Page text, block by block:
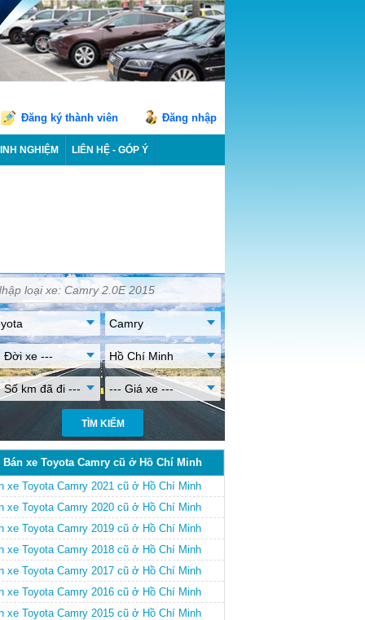
Đăng ký thành viên Đăng nhập
NGHIỆM LIÊN HỆ - GÓP Ý
Camry
Đời xe --- Hồ Chí Minh
Số km đã đi --- --- Giá xe ---
Bán xe Toyota Camry cũ ở Hồ Chí Minh
xe Toyota Camry 2021 cũ ở Hồ Chí Minh
xe Toyota Camry 2020 cũ ở Hồ Chí Minh
xe Toyota Camry 2019 cũ ở Hồ Chí Minh
xe Toyota Camry 2018 cũ ở Hồ Chí Minh
xe Toyota Camry 2017 cũ ở Hồ Chí Minh
xe Toyota Camry 2016 cũ ở Hồ Chí Minh
xe Toyota Camry 2015 cũ ở Hồ Chí Minh